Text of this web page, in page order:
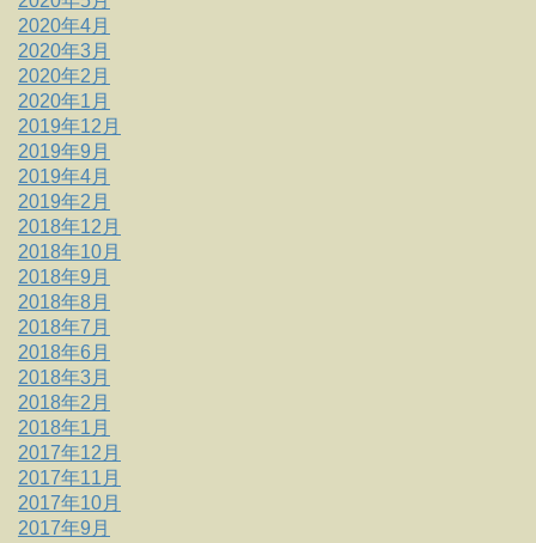
2020年4月
2020年3月
2020年2月
2020年1月
2019年12月
2019年9月
2019年4月
2019年2月
2018年12月
2018年10月
2018年9月
2018年8月
2018年7月
2018年6月
2018年3月
2018年2月
2018年1月
2017年12月
2017年11月
2017年10月
2017年9月